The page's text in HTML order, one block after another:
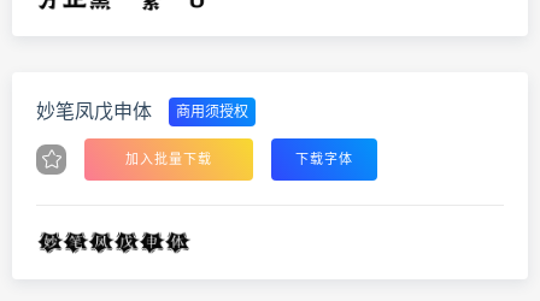
妙笔凤戊申体 商用须授权
加入批量下载 下载字体